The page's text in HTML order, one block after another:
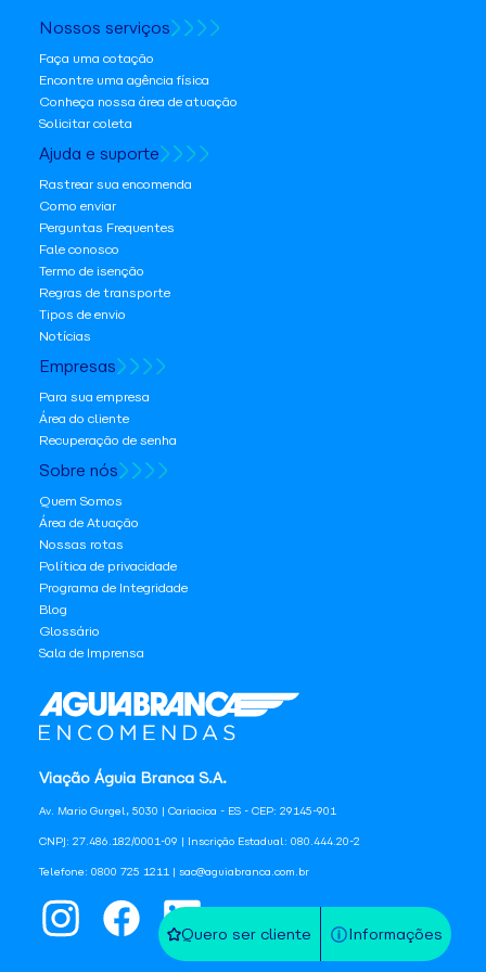
Quero ser cliente Informações
Viação Águia Branca S.A.
Av. Mario Gurgel, 5030 | Cariacica - ES - CEP: 29145-901
CNPJ: 27.486.182/0001-09 | Inscrição Estadual: 080.444.20-2
Telefone: 0800 725 1211 | sac@aguiabranca.com.br
Nossos serviços
Faça uma cotação
Encontre uma agência física
Conheça nossa área de atuação
Solicitar coleta
Ajuda e suporte
Rastrear sua encomenda
Como enviar
Perguntas Frequentes
Fale conosco
Termo de isenção
Regras de transporte
Tipos de envio
Notícias
Empresas
Para sua empresa
Área do cliente
Recuperação de senha
Sobre nós
Quem Somos
Área de Atuação
Nossas rotas
Política de privacidade
Programa de Integridade
Blog
Glossário
Sala de Imprensa